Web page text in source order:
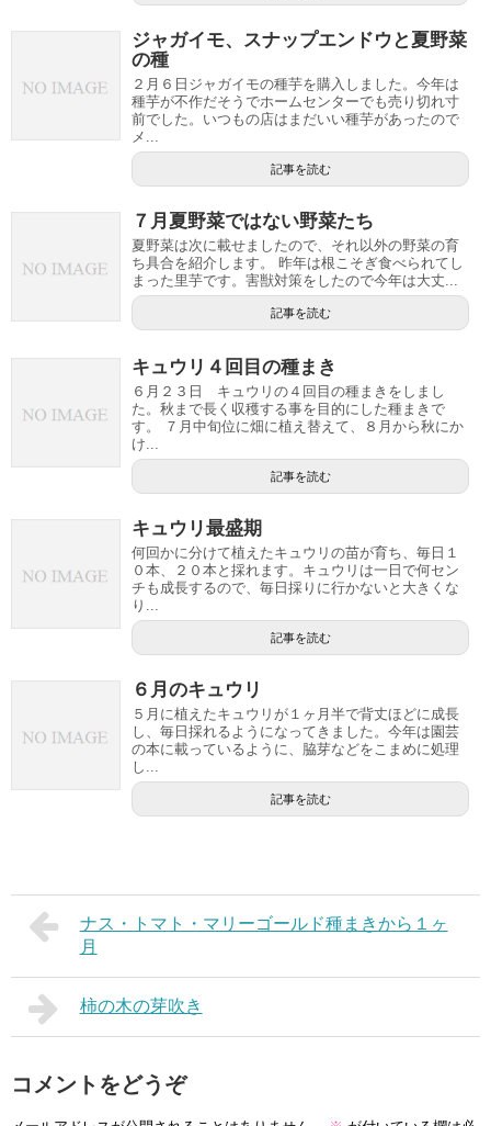
ジャガイモ、スナップエンドウと夏野菜
の種
２月６日ジャガイモの種芋を購入しました。今年は
種芋が不作だそうでホームセンターでも売り切れ寸
前でした。いつもの店はまだいい種芋があったので
メ...
記事を読む
７月夏野菜ではない野菜たち
夏野菜は次に載せましたので、それ以外の野菜の育
ち具合を紹介します。 昨年は根こそぎ食べられてし
まった里芋です。害獣対策をしたので今年は大丈...
記事を読む
キュウリ４回目の種まき
６月２３日 キュウリの４回目の種まきをしまし
た。秋まで長く収穫する事を目的にした種まきで
す。 ７月中旬位に畑に植え替えて、８月から秋にか
け...
記事を読む
キュウリ最盛期
何回かに分けて植えたキュウリの苗が育ち、毎日１
０本、２０本と採れます。キュウリは一日で何セン
チも成長するので、毎日採りに行かないと大きくな
り...
記事を読む
６月のキュウリ
５月に植えたキュウリが１ヶ月半で背丈ほどに成長
し、毎日採れるようになってきました。今年は園芸
の本に載っているように、脇芽などをこまめに処理
し...
記事を読む
ナス・トマト・マリーゴールド種まきから１ヶ
月
柿の木の芽吹き
コメントをどうぞ